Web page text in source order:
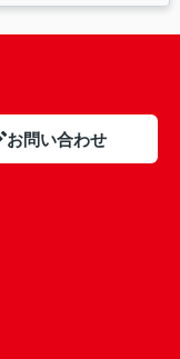
お問い合わせ